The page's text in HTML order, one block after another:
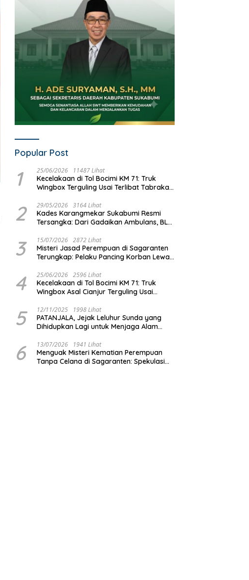
Popular Post
1 25/06/2026 11487 Lihat
Kecelakaan di Tol Bocimi KM 71: Truk
Wingbox Terguling Usai Terlibat Tabrakan
2 29/05/2026 3164 Lihat
Kades Karangmekar Sukabumi Resmi
Tersangka: Dari Gadaikan Ambulans, BLT
3 15/07/2026 2872 Lihat
Misteri Jasad Perempuan di Sagaranten
Terungkap: Pelaku Pancing Korban Lewat
4 25/06/2026 2596 Lihat
Kecelakaan di Tol Bocimi KM 71: Truk
Wingbox Asal Cianjur Terguling Usai
RS Sekarwangi
5 12/11/2025 1998 Lihat
PATANJALA, Jejak Leluhur Sunda yang
Dihidupkan Lagi untuk Menjaga Alam
6 13/07/2026 1941 Lihat
Menguak Misteri Kematian Perempuan
Tanpa Celana di Sagaranten: Spekulasi